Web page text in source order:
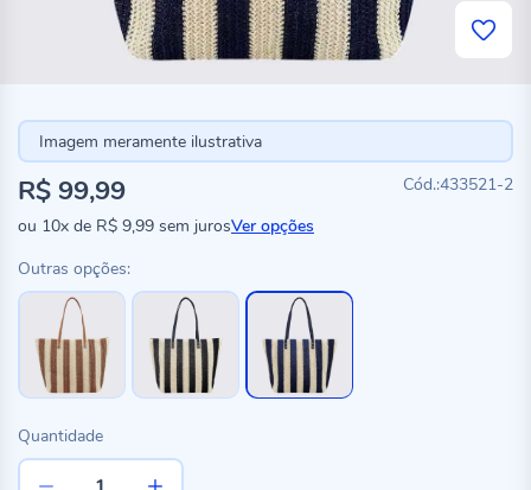
Imagem meramente ilustrativa
433521-2
R$ 99,99
ou 10x de R$ 9,99 sem jurosVer opções
Outras opções:
Quantidade